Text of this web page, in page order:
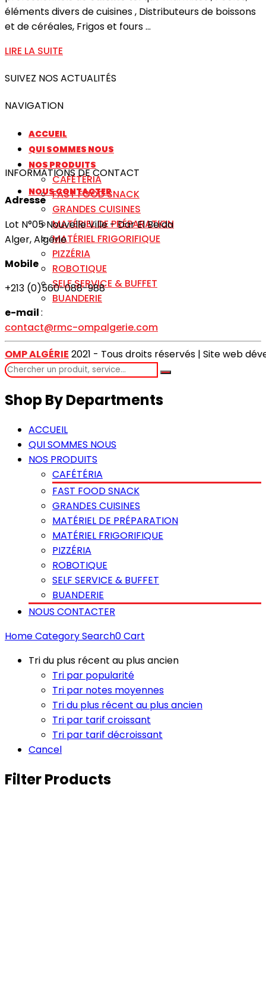
éléments divers de cuisines , Distributeurs de boissons
et de céréales, Frigos et fours ...
LIRE LA SUITE
SUIVEZ NOS ACTUALITÉS
NAVIGATION
ACCUEIL
QUI SOMMES NOUS
NOS PRODUITS
CAFÉTÉRIA
FAST FOOD SNACK
GRANDES CUISINES
MATÉRIEL DE PRÉPARATION
MATÉRIEL FRIGORIFIQUE
PIZZÉRIA
ROBOTIQUE
SELF SERVICE & BUFFET
BUANDERIE
NOUS CONTACTER
INFORMATIONS DE CONTACT
Adresse
Lot N°05 Nouvelle Ville - Dar El Beïda
Alger, Algérie
Mobile
+213 (0)560-088-988
e-mail:
contact@rmc-ompalgerie.com
OMP ALGÉRIE 2021 - Tous droits réservés | Site web
Shop By Departments
ACCUEIL
QUI SOMMES NOUS
NOS PRODUITS
CAFÉTÉRIA
FAST FOOD SNACK
GRANDES CUISINES
MATÉRIEL DE PRÉPARATION
MATÉRIEL FRIGORIFIQUE
PIZZÉRIA
ROBOTIQUE
SELF SERVICE & BUFFET
BUANDERIE
NOUS CONTACTER
HomeCategorySearch0Cart
Tri du plus récent au plus ancien
Tri par popularité
Tri par notes moyennes
Tri du plus récent au plus ancien
Tri par tarif croissant
Tri par tarif décroissant
Cancel
Filter Products